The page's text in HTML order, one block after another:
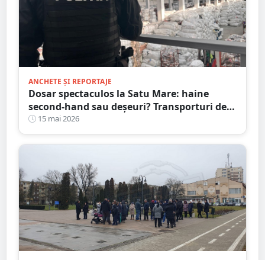
ANCHETE ȘI REPORTAJE
Dosar spectaculos la Satu Mare: haine
second-hand sau deșeuri? Transporturi de
zeci de tone și acte presupus falsificate
15 mai 2026